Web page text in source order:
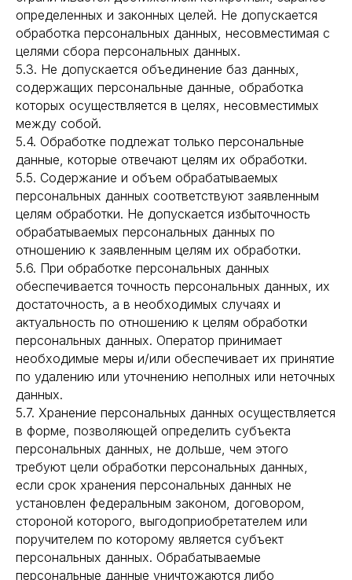
определенных и законных целей. Не допускается
обработка персональных данных, несовместимая с
целями сбора персональных данных.
5.3. Не допускается объединение баз данных,
содержащих персональные данные, обработка
которых осуществляется в целях, несовместимых
между собой.
5.4. Обработке подлежат только персональные
данные, которые отвечают целям их обработки.
5.5. Содержание и объем обрабатываемых
персональных данных соответствуют заявленным
целям обработки. Не допускается избыточность
обрабатываемых персональных данных по
отношению к заявленным целям их обработки.
5.6. При обработке персональных данных
обеспечивается точность персональных данных, их
достаточность, а в необходимых случаях и
актуальность по отношению к целям обработки
персональных данных. Оператор принимает
необходимые меры и/или обеспечивает их принятие
по удалению или уточнению неполных или неточных
данных.
5.7. Хранение персональных данных осуществляется
в форме, позволяющей определить субъекта
персональных данных, не дольше, чем этого
требуют цели обработки персональных данных,
если срок хранения персональных данных не
установлен федеральным законом, договором,
стороной которого, выгодоприобретателем или
поручителем по которому является субъект
персональных данных. Обрабатываемые
персональные данные уничтожаются либо